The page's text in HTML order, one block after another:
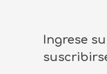
Ingrese